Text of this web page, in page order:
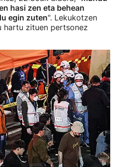
hasi zen eta behean
egin zuten". Lekukotzen
hartu zituen pertsonez